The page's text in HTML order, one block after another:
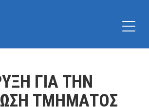
ΓΙΑ ΤΗΝ
ΤΜΗΜΑΤΟΣ